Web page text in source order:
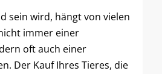
sein wird, hängt von vielen
immer einer
oft auch einer
Der Kauf Ihres Tieres, die